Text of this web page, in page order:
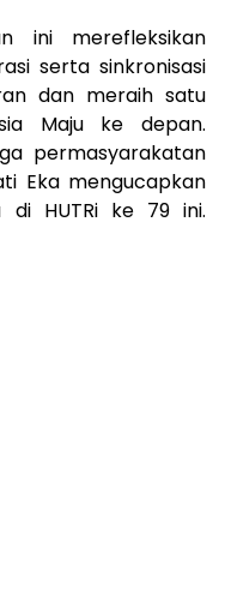
ini merefleksikan
serta sinkronisasi
dan meraih satu
Maju ke depan.
permasyarakatan
Eka mengucapkan
HUTRi ke 79 ini.